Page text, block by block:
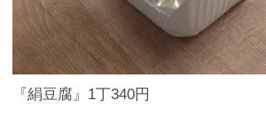
『絹豆腐』1丁340円